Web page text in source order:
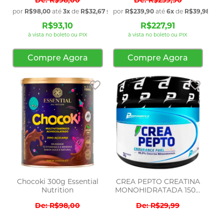
por R$98,00 até 3x de R$32,67 sem juros
R$93,10
à vista no boleto ou PIX
Compre Agora
por R$239,90até 6xde R$39,98
R$227,91
à vista no boleto ou PIX
Compre Agora
Chocoki 300g Essential
Nutrition
R$98,00
Adicionar aos favoritos
CREA PEPTO CREATINA
MONOHIDRATADA 150G
R$29,99